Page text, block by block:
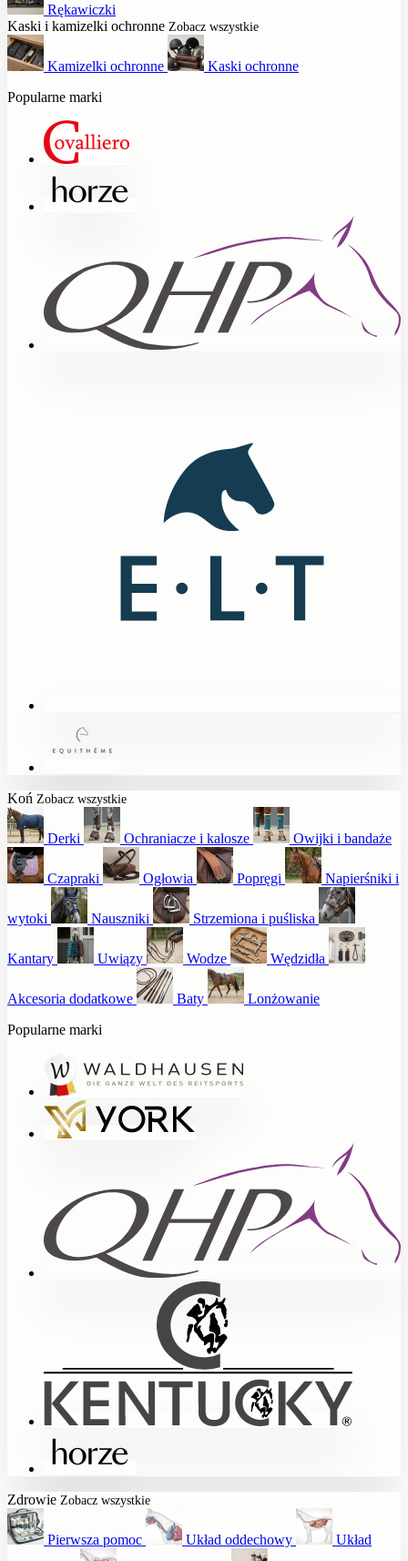
Rękawiczki
Kaski i kamizelki ochronne Zobacz wszystkie
Kamizelki ochronne
Kaski ochronne
Popularne marki
Koń Zobacz wszystkie
Derki Ochraniacze i kalosze Owijki i bandaże
Czapraki Ogłowia Popręgi Napierśniki i
wytoki Nauszniki Strzemiona i puśliska
Kantary Uwiązy Wodze Wędzidła
Akcesoria dodatkowe Baty
Lonżowanie
Popularne marki
Zdrowie Zobacz wszystkie
Pierwsza pomoc Układ oddechowy Układ